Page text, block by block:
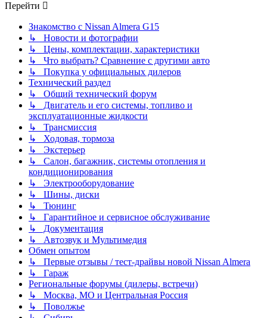
Перейти
Знакомство с Nissan Almera G15
↳ Новости и фотографии
↳ Цены, комплектации, характеристики
↳ Что выбрать? Сравнение с другими авто
↳ Покупка у официальных дилеров
Технический раздел
↳ Общий технический форум
↳ Двигатель и его системы, топливо и
эксплуатационные жидкости
↳ Трансмиссия
↳ Ходовая, тормоза
↳ Экстерьер
↳ Салон, багажник, системы отопления и
кондиционирования
↳ Электрооборудование
↳ Шины, диски
↳ Тюнинг
↳ Гарантийное и сервисное обслуживание
↳ Документация
↳ Автозвук и Мультимедия
Обмен опытом
↳ Первые отзывы / тест-драйвы новой Nissan Almera
↳ Гараж
Региональные форумы (дилеры, встречи)
↳ Москва, МО и Центральная Россия
↳ Поволжье